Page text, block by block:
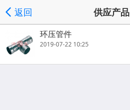
返回 供应产品
环压管件
2019-07-22 10:25